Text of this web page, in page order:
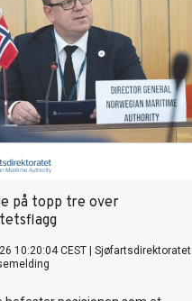
på topp tre over
10:20:04 CEST
Sjøfartsdirektoratet